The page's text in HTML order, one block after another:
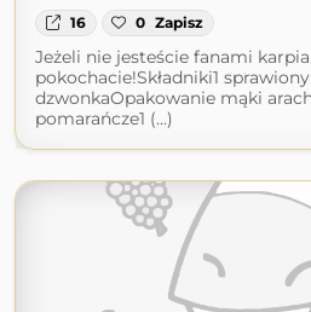
16 0 Zapisz
Jeżeli nie jesteście fanami
pokochacie!Składniki1
dzwonkaOpakowanie mąki
pomarańcze1 (...)